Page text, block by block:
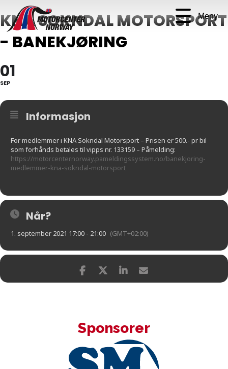
Meny
KNA SOKNDAL MOTORSPORT
- BANEKJØRING
01
SEP
Informasjon
For medlemmer i KNA Sokndal Motorsport – Prisen er 500.- pr bil
som forhånds betales til vipps nr. 133159 – Påmelding:
https://motorcenternorway.pameldingssystem.no/banekjoring-
medlemmer-kna-sokndal-motorsport
Når?
1. september 2021 17:00 - 21:00 (GMT+02:00)
Sponsorer